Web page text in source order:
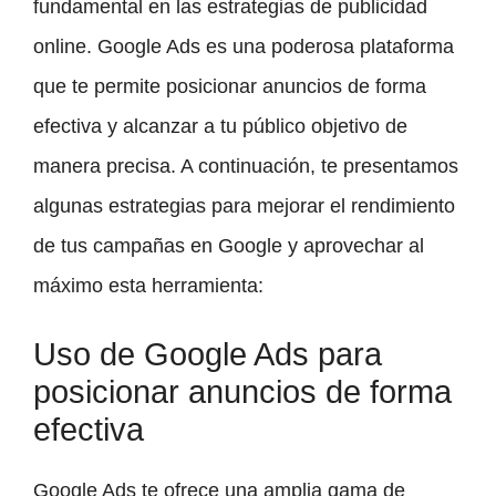
fundamental en las estrategias de publicidad
online. Google Ads es una poderosa plataforma
que te permite posicionar anuncios de forma
efectiva y alcanzar a tu público objetivo de
manera precisa. A continuación, te presentamos
algunas estrategias para mejorar el rendimiento
de tus campañas en Google y aprovechar al
máximo esta herramienta:
Uso de Google Ads para
posicionar anuncios de forma
efectiva
Google Ads te ofrece una amplia gama de